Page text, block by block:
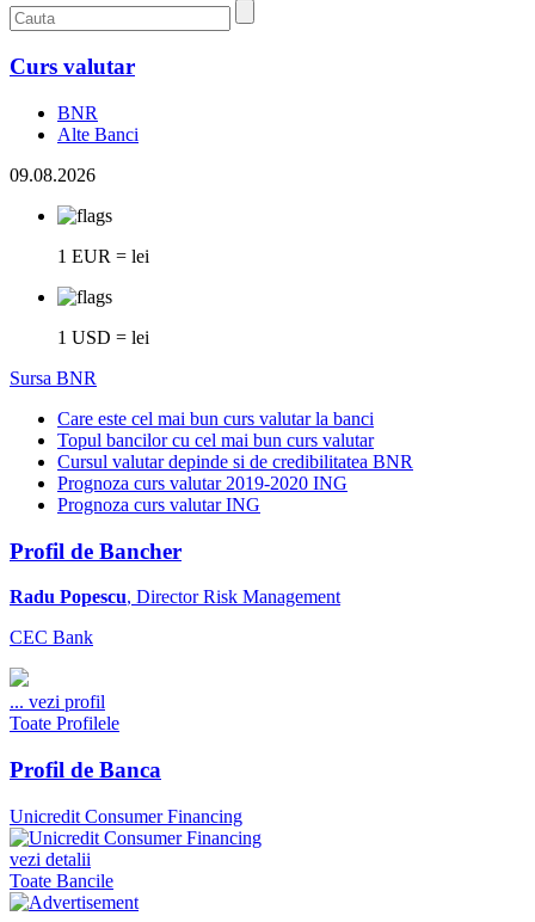
Curs valutar
BNR
Alte Banci
09.08.2026
1 EUR = lei
1 USD = lei
Sursa BNR
Care este cel mai bun curs valutar la banci
Topul bancilor cu cel mai bun curs valutar
Cursul valutar depinde si de credibilitatea BNR
Prognoza curs valutar 2019-2020 ING
Prognoza curs valutar ING
Profil de Bancher
Radu Popescu, Director Risk Management
CEC Bank
... vezi profil
Toate Profilele
Profil de Banca
Unicredit Consumer Financing
vezi detalii
Toate Bancile